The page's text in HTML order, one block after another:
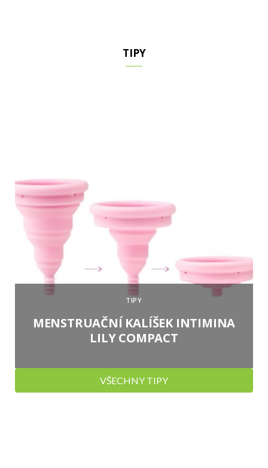
TIPY
TIPY
MENSTRUAČNÍ KALÍŠEK INTIMINA
LILY COMPACT
VŠECHNY TIPY